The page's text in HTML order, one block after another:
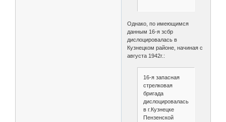
Однако, по имеющимся
данным 16-я зсбр
дислоцировалась в
Кузнецком районе, начиная с
августа 1942г.:
16-я запасная
стрелковая
бригада
дислоцировалась
в г.Кузнецке
Пензенской